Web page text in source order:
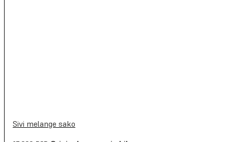
Sivi melange sako